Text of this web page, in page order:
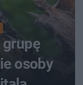
grupę
osoby